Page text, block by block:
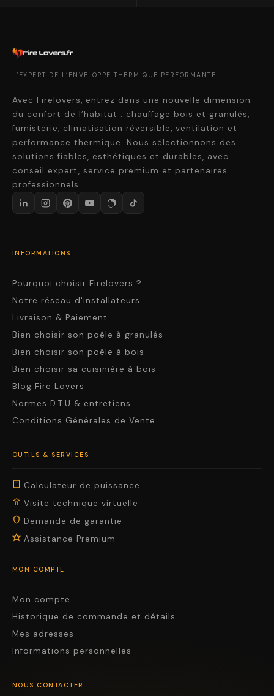
L’EXPERT DE L’ENVELOPPE THERMIQUE PERFORMANTE
Avec Firelovers, entrez dans une nouvelle dimension
du confort de l’habitat : chauffage bois et granulés,
fumisterie, climatisation réversible, ventilation et
performance thermique. Nous sélectionnons des
solutions fiables, esthétiques et durables, avec
conseil expert, service premium et partenaires
professionnels.
INFORMATIONS
Pourquoi choisir Firelovers ?
Notre réseau d'installateurs
Livraison & Paiement
Bien choisir son poêle à granulés
Bien choisir son poêle à bois
Bien choisir sa cuisinière à bois
Blog Fire Lovers
Normes D.T.U & entretiens
Conditions Générales de Vente
OUTILS & SERVICES
Calculateur de puissance
Visite technique virtuelle
Demande de garantie
Assistance Premium
MON COMPTE
Mon compte
Historique de commande et détails
Mes adresses
Informations personnelles
NOUS CONTACTER